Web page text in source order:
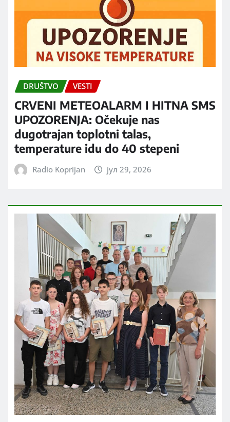
DRUŠTVO VESTI
CRVENI METEOALARM I HITNA SMS
UPOZORENJA: Očekuje nas
dugotrajan toplotni talas,
temperature idu do 40 stepeni
Radio Koprijan јул 29, 2026